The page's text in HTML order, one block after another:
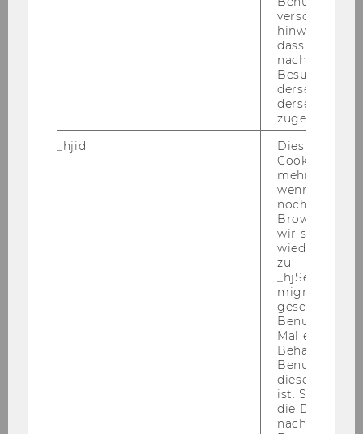
Ge­wünsch­te Kennt­nis­se und Qua­li­fi­ka­tio­nen:
Ma­tu­ra und/oder mehr­jäh­ri­ge Se­kre­ta­ri­ats­er­
Freu­de an Team­ar­beit und Kom­mu­ni­ka­ti­on
Ra­sche Auf­fas­sungs­ga­be, Fle­xi­bi­li­tät und Lern­
be­reit­schaft
freund­li­ches und kor­rek­tes Auf­tre­ten
In­ter­es­se an den Aufgaben-​ und The­men­stel­
Zu­ver­läs­sig­keit, Be­last­bar­keit und gute Or­ga­ni­
Bitte be­wer­ben Sie sich auf un­se­rer Home­page
Ende der Be­wer­bungs­frist: 3. Ok­to­ber 2012
ist ab so­fort
eine dritt­mit­tel­fi­
verschiedene
hinweg.Stellt
dass Daten
Besuchen auf
derselben
derselben
zugeordnet
_hjid
Dies ist ein
Cookie, das
mehr setzen,
wenn ein
noch in
Browser hat,
wir seinen
zu
migrieren.
gesetzt,
Benutzer
Mal eine
Behält die
Benutzer-ID
diese Seite
ist. Stellt
die Daten von